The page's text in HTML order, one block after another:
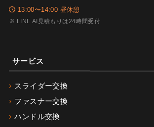
13:00〜14:00 昼休憩
※ LINE AI見積もりは24時間受付
サービス
スライダー交換
ファスナー交換
ハンドル交換